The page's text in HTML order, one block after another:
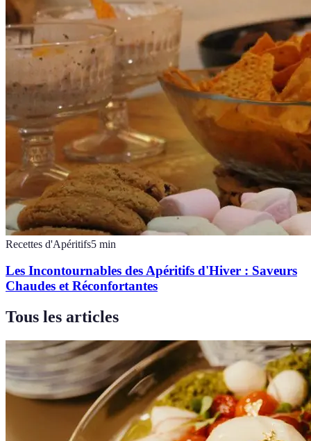
Recettes d'Apéritifs5 min
Les Incontournables des Apéritifs d'Hiver : Saveurs
Chaudes et Réconfortantes
Tous les articles